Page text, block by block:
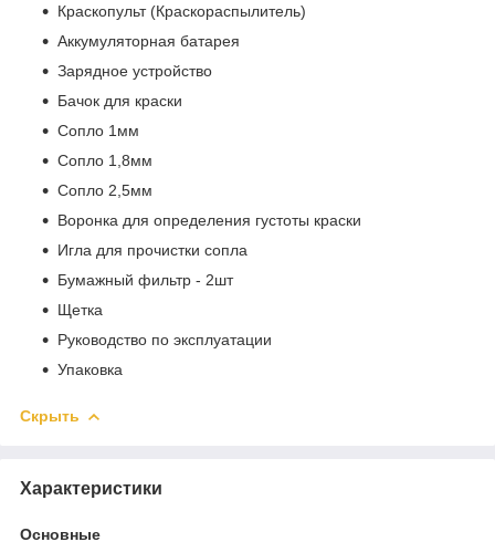
Краскопульт (Краскораспылитель)
Аккумуляторная батарея
Зарядное устройство
Бачок для краски
Сопло 1мм
Сопло 1,8мм
Сопло 2,5мм
Воронка для определения густоты краски
Игла для прочистки сопла
Бумажный фильтр - 2шт
Щетка
Руководство по эксплуатации
Упаковка
Скрыть
Характеристики
Основные